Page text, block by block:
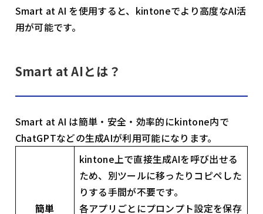
Smart at AI を使用すると、kintoneでより高度なAI活
用が可能です。
Smart at AIとは？
Smart at AI は簡単・安全・効率的にkintone内で
ChatGPTなどの⽣成AIが利⽤可能になります。
簡単
kintone上で直接生成AIを呼び出せる
ため、別ツールに移ったりコピペした
りする手間が不要です。
各アプリごとにプロンプト設定を保存